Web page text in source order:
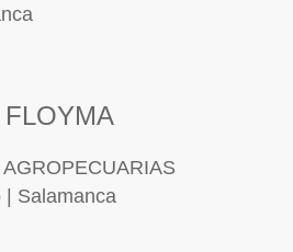
FLOYMA
| Salamanca